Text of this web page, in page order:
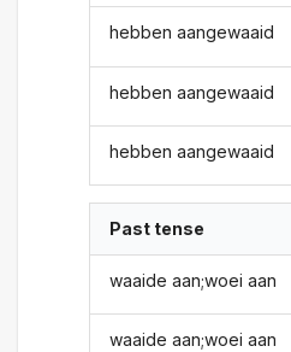
hebben aangewaaid
hebben aangewaaid
hebben aangewaaid
Past tense
waaide aan;woei aan
waaide aan;woei aan